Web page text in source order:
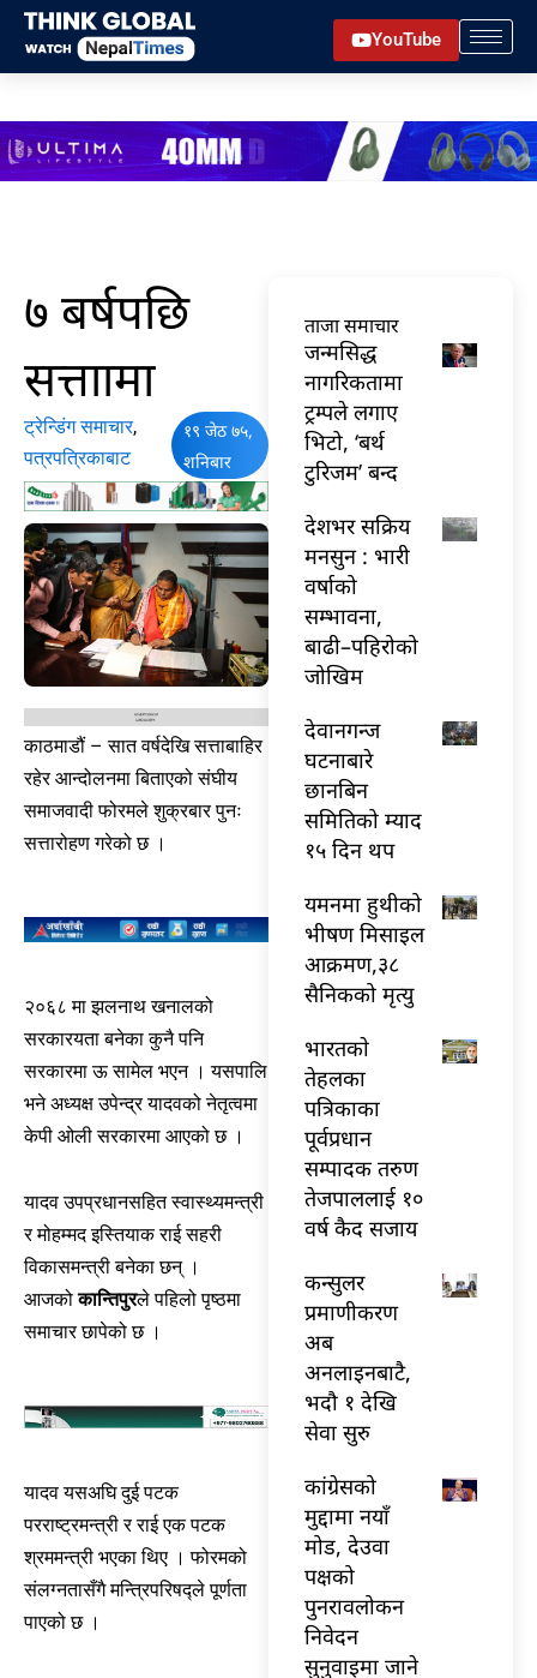
Skip
content
YouTube
७ बर्षपछि
सत्ताामा
ट्रेन्डिंग समाचार,
पत्रपत्रिकाबाट
१९ जेठ ७५,
शनिबार
काठमाडौं – सात वर्षदेखि सत्ताबाहिर
रहेर आन्दोलनमा बिताएको संघीय
समाजवादी फोरमले शुक्रबार पुनः
सत्तारोहण गरेको छ ।
२०६८ मा झलनाथ खनालको
सरकारयता बनेका कुनै पनि
सरकारमा ऊ सामेल भएन । यसपालि
भने अध्यक्ष उपेन्द्र यादवको नेतृत्वमा
केपी ओली सरकारमा आएको छ ।
यादव उपप्रधानसहित स्वास्थ्यमन्त्री
र मोहम्मद इस्तियाक राई सहरी
विकासमन्त्री बनेका छन् ।
आजकोकान्तिपुरले पहिलो पृष्ठमा
समाचार छापेको छ ।
यादव यसअघि दुई पटक
परराष्ट्रमन्त्री र राई एक पटक
श्रममन्त्री भएका थिए । फोरमको
संलग्नतासँगै मन्त्रिपरिषद्ले पूर्णता
पाएको छ ।
ताजा समाचार
जन्मसिद्ध
नागरिकतामा
ट्रम्पले लगाए
भिटो, ‘बर्थ
टुरिजम’ बन्द
देशभर सक्रिय
मनसुन : भारी
वर्षाको
सम्भावना,
बाढी–पहिरोको
जोखिम
देवानगन्ज
घटनाबारे
छानबिन
समितिको म्याद
१५ दिन थप
यमनमा हुथीको
भीषण मिसाइल
आक्रमण,३८
सैनिकको मृत्यु
भारतकाे
तेहलका
पत्रिकाका
पूर्वप्रधान
सम्पादक तरुण
तेजपाललाई १०
वर्ष कैद सजाय
कन्सुलर
प्रमाणीकरण
अब
अनलाइनबाटै,
भदौ १ देखि
सेवा सुरु
कांग्रेसको
मुद्दामा नयाँ
मोड, देउवा
पक्षको
पुनरावलोकन
निवेदन
सुनुवाइमा जाने